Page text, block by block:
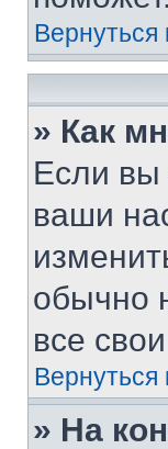
Вернуться
» Как
Если вы
ваши
обычно
все
Вернуться
» На